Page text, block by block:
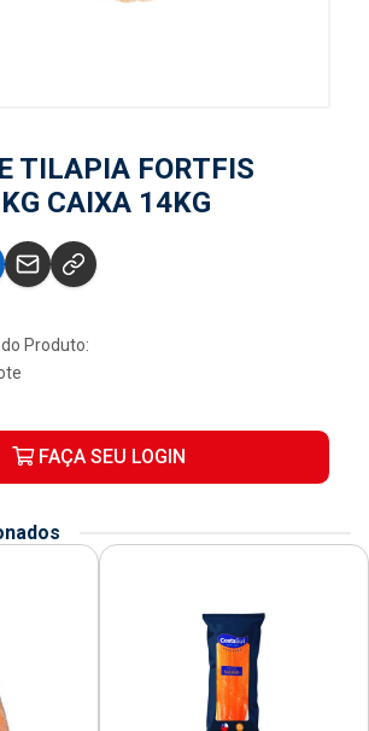
TILAPIA FORTFIS
CAIXA 14KG
Produto:
FAÇA SEU LOGIN